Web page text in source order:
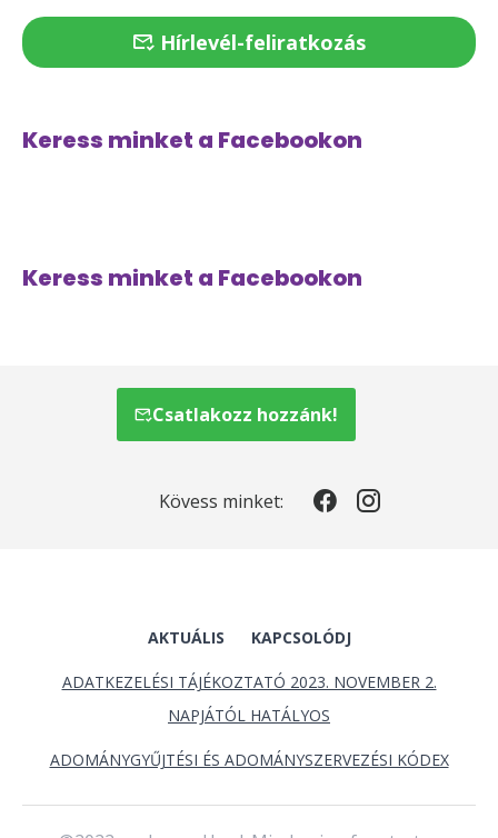
Hírlevél-feliratkozás
Keress minket a Facebookon
Keress minket a Facebookon
Csatlakozz hozzánk!
Kövess minket:
AKTUÁLIS KAPCSOLÓDJ
ADATKEZELÉSI TÁJÉKOZTATÓ 2023. NOVEMBER 2.
NAPJÁTÓL HATÁLYOS
ADOMÁNYGYŰJTÉSI ÉS ADOMÁNYSZERVEZÉSI KÓDEX